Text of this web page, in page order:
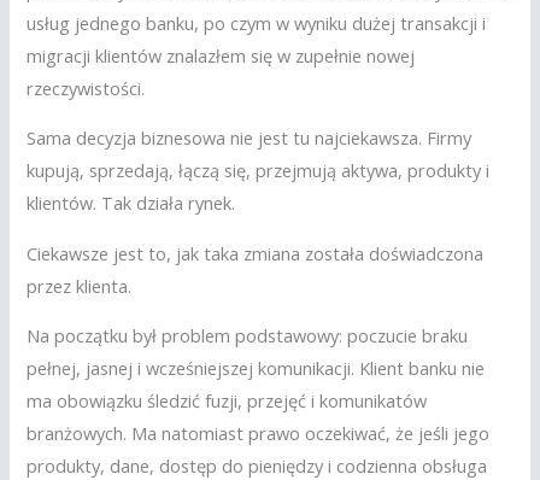
usług jednego banku, po czym w wyniku dużej transakcji i
migracji klientów znalazłem się w zupełnie nowej
rzeczywistości.
Sama decyzja biznesowa nie jest tu najciekawsza. Firmy
kupują, sprzedają, łączą się, przejmują aktywa, produkty i
klientów. Tak działa rynek.
Ciekawsze jest to, jak taka zmiana została doświadczona
przez klienta.
Na początku był problem podstawowy: poczucie braku
pełnej, jasnej i wcześniejszej komunikacji. Klient banku nie
ma obowiązku śledzić fuzji, przejęć i komunikatów
branżowych. Ma natomiast prawo oczekiwać, że jeśli jego
produkty, dane, dostęp do pieniędzy i codzienna obsługa